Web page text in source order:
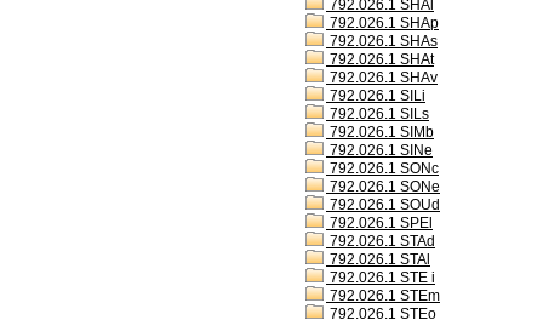
792.026.1 SHAl
792.026.1 SHAp
792.026.1 SHAs
792.026.1 SHAt
792.026.1 SHAv
792.026.1 SILi
792.026.1 SILs
792.026.1 SIMb
792.026.1 SINe
792.026.1 SONc
792.026.1 SONe
792.026.1 SOUd
792.026.1 SPEl
792.026.1 STAd
792.026.1 STAl
792.026.1 STE i
792.026.1 STEm
792.026.1 STEo